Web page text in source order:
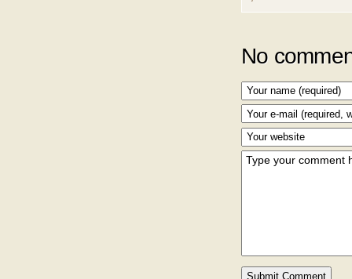
No